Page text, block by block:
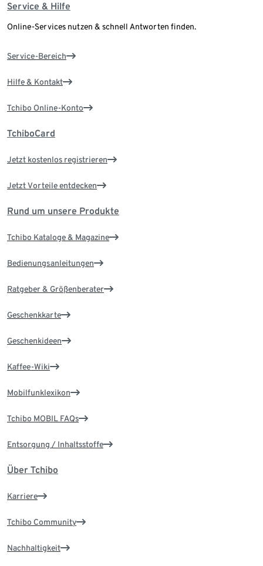
Service & Hilfe
Online-Services nutzen & schnell Antworten finden.
Service-Bereich
Hilfe & Kontakt
Tchibo Online-Konto
TchiboCard
Jetzt kostenlos registrieren
Jetzt Vorteile entdecken
Rund um unsere Produkte
Tchibo Kataloge & Magazine
Bedienungsanleitungen
Ratgeber & Größenberater
Geschenkkarte
Geschenkideen
Kaffee-Wiki
Mobilfunklexikon
Tchibo MOBIL FAQs
Entsorgung / Inhaltsstoffe
Über Tchibo
Karriere
Tchibo Community
Nachhaltigkeit